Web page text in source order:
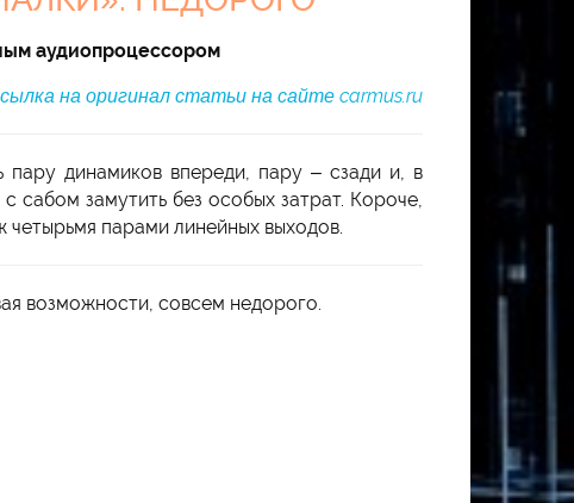
аудиопроцессором
на оригинал статьи на сайте carmus.ru
пару динамиков впереди, пару – сзади и, в
замутить без особых затрат. Короче,
парами линейных выходов.
возможности, совсем недорого.